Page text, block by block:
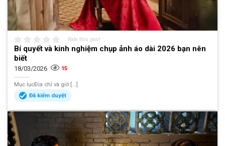
Rate this post
Bí quyết và kinh nghiệm chụp ảnh áo dài 2026 bạn nên
biết
18/03/2026 15
Mục lụcĐịa chỉ và giờ [...]
Đã kiểm duyệt